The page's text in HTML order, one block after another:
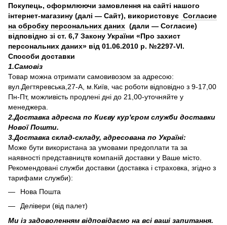
Покупець, оформлюючи замовлення на сайті нашого
інтернет-магазину (далі — Сайт), використовує Согласие
на обробку персональних даних (дали — Согласие)
відповідно зі ст. 6,7 Закону України «Про захист
персональних даних» від 01.06.2010 р. №2297-VI.
Способи доставки
1.Самовіз
Товар можна отримати самовивозом за адресою:
вул.Дегтяревська,27-А, м.Київ, час роботи відповідно з 9-17,00
Пн-Пт, можливість продлені дні до 21,00-уточняйте у
менеджера.
2.Доставка адресна по Києву кур'єром служби доставки
Нової Пошти.
3.Доставка склад-складу, адресована по Україні:
Може бути використана за умовами предоплати та за
наявності представництв компаній доставки у Ваше місто.
Рекомендовані служби доставки (доставка і страховка, згідно з
тарифами служби):
Нова Пошта
Делівери (від палет)
Ми із задоволенням відповідаємо на всі ваші запитання.